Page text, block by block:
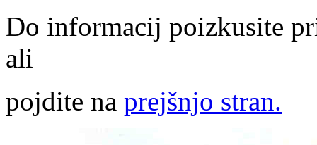
Do informacij poizkusite
ali
pojdite na prejšnjo stran.